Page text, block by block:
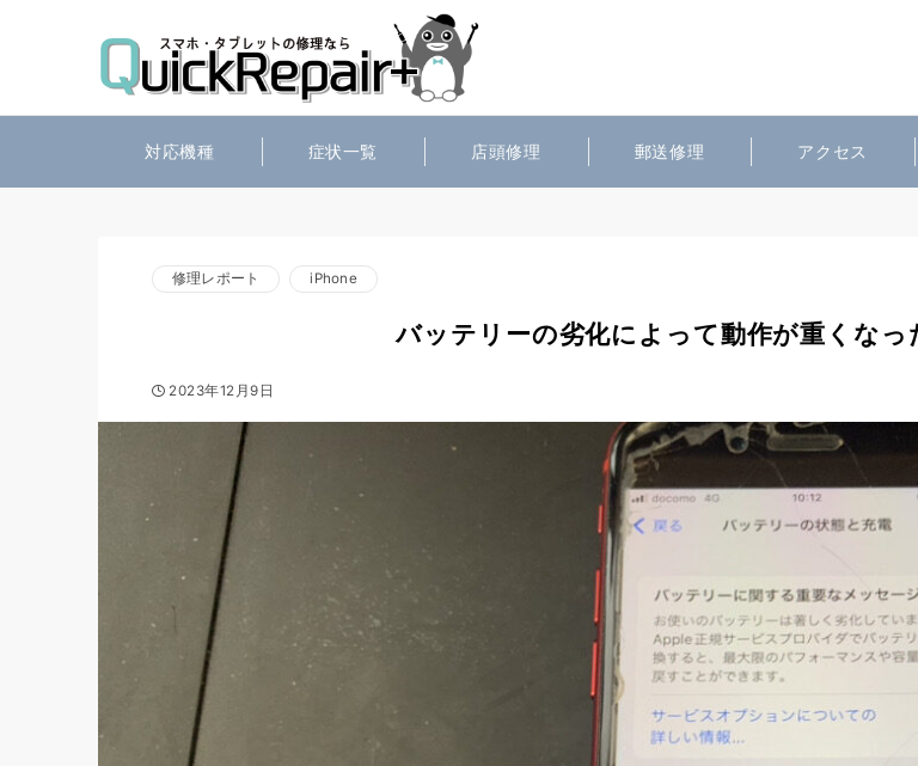
対応機種 症状一覧 店頭修理 郵送修理 アクセス
修理レポート iPhone
バッテリーの劣化によって動作が重くな
2023年12月9日